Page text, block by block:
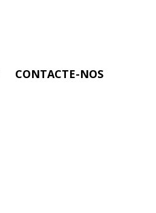
CONTACTE-NOS